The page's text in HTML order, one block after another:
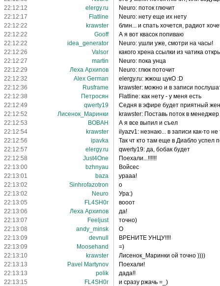
22:12:12
elergy.ru
Neuro: поток глючит
22:12:17
Flatline
Neuro: нету еще их нету
22:12:22
krawster
блин... и спать хочется, радиот
22:12:22
Gooff
А я вот квасок попиваю
22:12:22
idea_generator
Neuro: ушли уже, смотри на часы!
22:12:26
Valsor
какого хрена ссылки из чатика
22:12:27
martin
Neuro: пока унца
22:12:29
Леха Архипов
Neuro: глюк поточит
22:12:32
Alex German
elergy.ru: жжош цукО :D
22:12:36
Rusframe
krawster: можно и в записи
22:12:38
Петросян
Flatline: как нету - у меня есть
22:12:49
qwerty19
Седня в эфире будет приятный
22:12:52
Лисенок_Маринки
krawster: Поставь поток в менеджер
22:12:53
BOBAH
А я все выпил и съел
22:12:54
krawster
ilyazv1: незнаю... в записи как-то не
22:12:56
ipavka
Так чт кто там еще в Диабло успел
22:12:57
elergy.ru
qwerty19: да, бобак будет
22:12:58
Just4One
Поехали...!!!!!!
22:13:00
bzhnyau
Войсес
22:13:01
baza
урааа!
22:13:02
Sinhrofazotron
о
22:13:02
Neuro
Ура:)
22:13:05
FL4SH0r
вооот
22:13:06
Леха Архипов
да!
22:13:07
Feeljust
точно)
22:13:08
andy_minsk
О
22:13:09
devnull
ВРЕНИТЕ УНЦУ!!!!
22:13:09
Moosehand
=)
22:13:10
krawster
Лисенок_Маринки ой точно ))))
22:13:13
Pavel Martynov
Поехали!
22:13:13
polik
дада!!
22:13:15
FL4SH0r
и сразу ржачь =_)